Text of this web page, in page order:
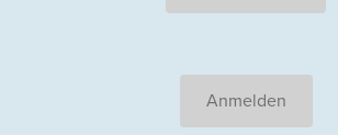
Anmelden